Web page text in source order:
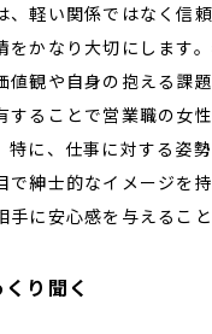
、軽い関係ではなく信
をかなり大切にします
値観や自身の抱える課
することで営業職の女
特に、仕事に対する姿
で紳士的なイメージを
手に安心感を与えること
り聞く